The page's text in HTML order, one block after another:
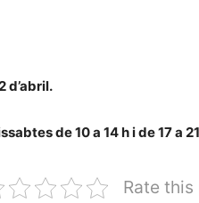
d’abril.
de 10 a 14 h i de 17 a
Rate this